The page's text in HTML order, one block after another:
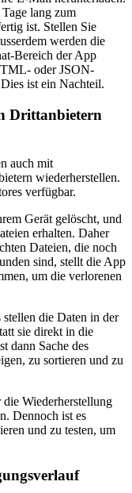
lang zum
ist. Stellen Sie
werden die
Bereich der App
oder JSON-
ist ein Nachteil.
Drittanbietern
auch mit
wiederherstellen.
verfügbar.
Gerät gelöscht, und
erhalten. Daher
Dateien, die noch
sind, stellt die App
um die verlorenen
die Daten in der
sie direkt in die
dann Sache des
zu sortieren und zu
die Wiederherstellung
Dennoch ist es
und zu testen, um